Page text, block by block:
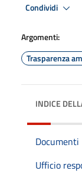
Condividi
Argomenti:
Trasparenza
INDICE
Documenti
Ufficio